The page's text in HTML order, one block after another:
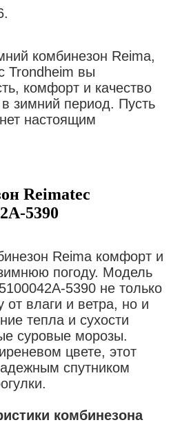
комбинезон Reima,
Trondheim вы
комфорт и качество
зимний период. Пусть
настоящим
Reimatec
5390
Reima комфорт и
погоду. Модель
5390 не только
от влаги и ветра, но и
тепла и сухости
суровые морозы.
цвете, этот
спутником
комбинезона